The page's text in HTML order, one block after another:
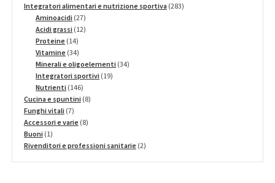
prodotti
Integratori alimentari e nutrizione sportiva 283283
Aminoacidi 2727
prodotti
Acidi grassi 1212
Proteine 1414
prodotti
Vitamine 3434
prodotti
Minerali e oligoelementi 3434
Integratori sportivi 1919
Nutrienti 146146
prodotti
Cucina e spuntini 88
Funghi vitali 77
prodotti
Accessori e varie 88
Buoni 11
prodotto
Rivenditori e professioni sanitarie 22